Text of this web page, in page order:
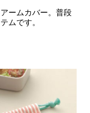
ームカバー。普段
ムです。